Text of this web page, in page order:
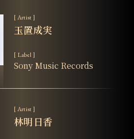
[ Artist ]
玉置成実
[ Label ]
Sony Music Records
[ Artist ]
林明日香